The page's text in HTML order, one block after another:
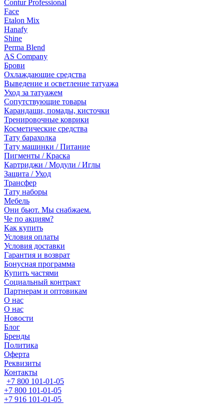
Contur Professional
Face
Etalon Mix
Hanafy
Shine
Perma Blend
AS Company
Брови
Охлаждающие средства
Выведение и осветление татуажа
Уход за татуажем
Сопутствующие товары
Карандаши, помады, кисточки
Тренировочные коврики
Косметические средства
Тату барахолка
Тату машинки / Питание
Пигменты / Краска
Картриджи / Модули / Иглы
Защита / Уход
Трансфер
Тату наборы
Мебель
Они бьют. Мы снабжаем.
Че по акциям?
Как купить
Условия оплаты
Условия доставки
Гарантия и возврат
Бонусная программа
Купить частями
Социальный контракт
Партнерам и оптовикам
О нас
О нас
Новости
Блог
Бренды
Политика
Оферта
Реквизиты
Контакты
+7 800 101-01-05
+7 800 101-01-05
+7 916 101-01-05